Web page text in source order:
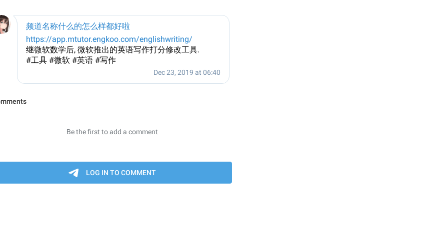
频道名称什么的怎么样都好啦
https://app.mtutor.engkoo.com/englishwriting/
继微软数学后, 微软推出的英语写作打分修改工具.
#工具 #微软 #英语 #写作
Dec 23, 2019 at 06:40
Be the first to add a comment
LOG IN TO COMMENT